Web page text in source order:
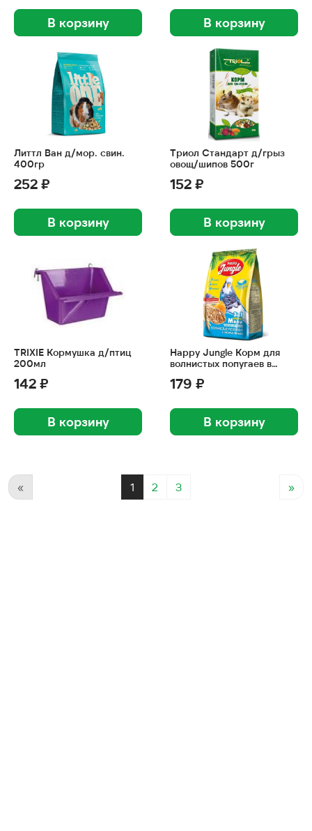
В корзину В корзину
Литтл Ван д/мор. свин.
400гр
252 ₽
В корзину
Триол Стандарт д/грыз
овощ/шипов 500г
152 ₽
В корзину
TRIXIE Кормушка д/птиц
200мл
142 ₽
В корзину
Happy Jungle Корм для
волнистых попугаев в
179 ₽
В корзину
« 1 2 3 »